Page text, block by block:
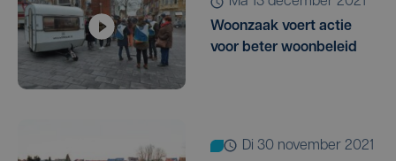
Woonzaak voert actie
voor beter woonbeleid
di 30 november 2021